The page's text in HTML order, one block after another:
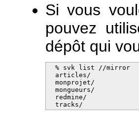
Si vous
pouvez
dépôt qui
  % svk list //mirror
  articles/
  monprojet/
  mongueurs/
  redmine/
  tracks/